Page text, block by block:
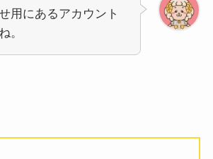
用にあるアカウント
。